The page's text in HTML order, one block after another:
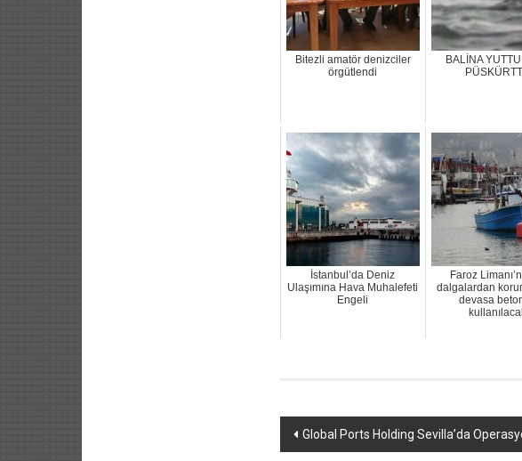
Bitezli amatör denizciler
örgütlendi
BALİNA YUTTU
İstanbul’da Deniz
Ulaşımına Hava Muhalefeti
Engeli
Faroz
dalgalardan
devasa
Yazı
Global Ports Holding Sevilla’da